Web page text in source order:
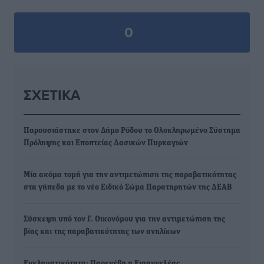
0
ΣΧΕΤΙΚΆ
Παρουσιάστηκε στον Δήμο Ρόδου το Ολοκληρωμένο Σύστημα
Πρόληψης και Εποπτείας Δασικών Πυρκαγιών
Μία ακόμα τομή για την αντιμετώπιση της παραβατικότητας
στα γήπεδα με το νέο Ειδικό Σώμα Παρατηρητών της ΔΕΑΒ
Σύσκεψη υπό τον Γ. Οικονόμου για την αντιμετώπιση της
βίας και της παραβατικότητας των ανηλίκων